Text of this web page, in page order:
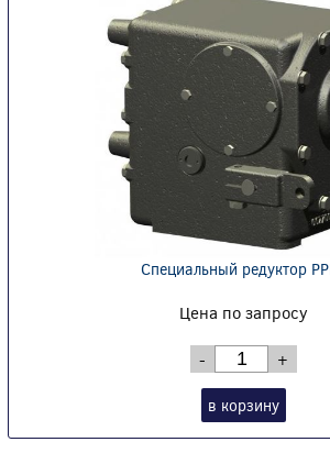
Специальный редуктор
Цена по запросу
- +
в корзину